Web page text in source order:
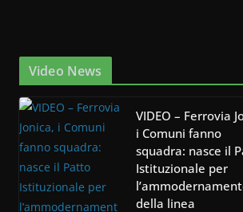
Video News
VIDEO – Ferrovia
i Comuni fanno
squadra: nasce il
Istituzionale per
della linea